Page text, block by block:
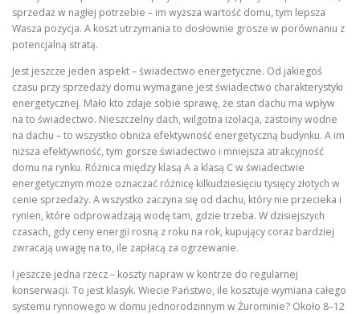
sprzedaż w nagłej potrzebie – im wyższa wartość domu, tym lepsza
Wasza pozycja. A koszt utrzymania to dosłownie grosze w porównaniu z
potencjalną stratą.
Jest jeszcze jeden aspekt – świadectwo energetyczne. Od jakiegoś
czasu przy sprzedaży domu wymagane jest świadectwo charakterystyki
energetycznej. Mało kto zdaje sobie sprawę, że stan dachu ma wpływ
na to świadectwo. Nieszczelny dach, wilgotna izolacja, zastoiny wodne
na dachu – to wszystko obniża efektywność energetyczną budynku. A im
niższa efektywność, tym gorsze świadectwo i mniejsza atrakcyjność
domu na rynku. Różnica między klasą A a klasą C w świadectwie
energetycznym może oznaczać różnicę kilkudziesięciu tysięcy złotych w
cenie sprzedaży. A wszystko zaczyna się od dachu, który nie przecieka i
rynien, które odprowadzają wodę tam, gdzie trzeba. W dzisiejszych
czasach, gdy ceny energii rosną z roku na rok, kupujący coraz bardziej
zwracają uwagę na to, ile zapłacą za ogrzewanie.
I jeszcze jedna rzecz – koszty napraw w kontrze do regularnej
konserwacji. To jest klasyk. Wiecie Państwo, ile kosztuje wymiana całego
systemu rynnowego w domu jednorodzinnym w Żurominie? Około 8–12